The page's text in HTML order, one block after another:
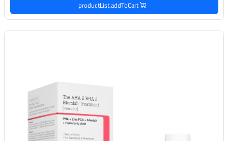
productList.addToCart